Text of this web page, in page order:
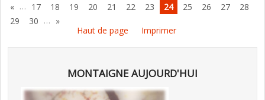
« … 17 18 19 20 21 22 23 24 25 26 27
28
29
30 … »
Haut de page
Imprimer
MONTAIGNE AUJOURD'HUI